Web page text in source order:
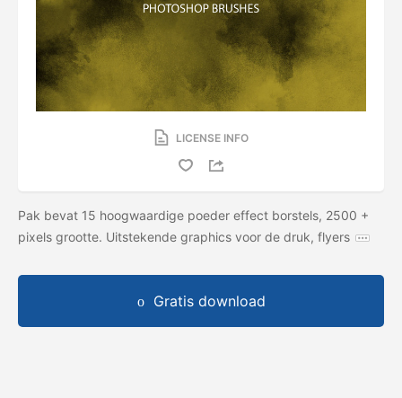
LICENSE INFO
Pak bevat 15 hoogwaardige poeder effect borstels, 2500 +
pixels grootte. Uitstekende graphics voor de druk, flyers
Gratis download